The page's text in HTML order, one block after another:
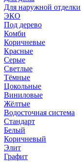
Для наружной отделки
ЭКO
Под дерево
Комби
Коричневые
Красные
Серые
Светлые
Тёмные
Цокольные
Виниловые
Жёлтые
Водосточная система
Стандарт
Белый
Коричневый
Элит
Графит